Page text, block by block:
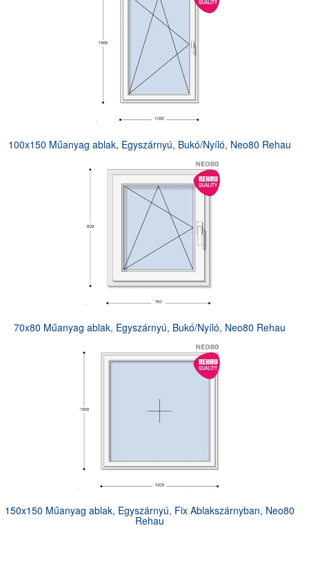
100x150 Műanyag ablak, Egyszárnyú, Bukó/Nyíló, Neo80 Rehau
70x80 Műanyag ablak, Egyszárnyú, Bukó/Nyíló, Neo80 Rehau
150x150 Műanyag ablak, Egyszárnyú, Fix Ablakszárnyban, Neo80
Rehau